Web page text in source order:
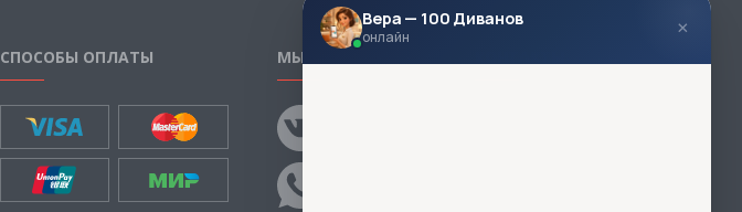
СПОСОБЫ ОПЛАТЫ МЫ В СОЦСЕТЯХ
Вера — 100 Диванов
онлайн ×